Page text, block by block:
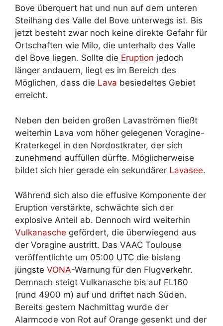
Bove überquert hat und nun auf dem unteren
Steilhang des Valle del Bove unterwegs ist. Bis
jetzt besteht zwar noch keine direkte Gefahr für
Ortschaften wie Milo, die unterhalb des Valle
del Bove liegen. Sollte die Eruption jedoch
länger andauern, liegt es im Bereich des
Möglichen, dass die Lava besiedeltes Gebiet
erreicht.
Neben den beiden großen Lavaströmen fließt
weiterhin Lava vom höher gelegenen Voragine-
Kraterkegel in den Nordostkrater, der sich
zunehmend auffüllen dürfte. Möglicherweise
bildet sich hier gerade ein sekundärer Lavasee.
Während sich also die effusive Komponente der
Eruption verstärkte, schwächte sich der
explosive Anteil ab. Dennoch wird weiterhin
Vulkanasche gefördert, die überwiegend aus
der Voragine austritt. Das VAAC Toulouse
veröffentlichte um 05:00 UTC die bislang
jüngste VONA-Warnung für den Flugverkehr.
Demnach steigt Vulkanasche bis auf FL160
(rund 4900 m) auf und driftet nach Süden.
Bereits gestern Nachmittag wurde der
Alarmcode von Rot auf Orange gesenkt und der